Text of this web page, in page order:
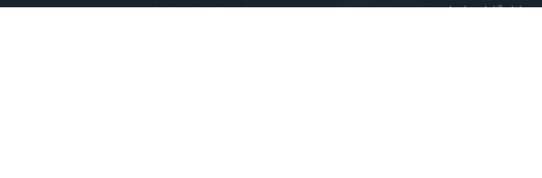
لالیگا اسپانیا
نقل و انتقالات ایران